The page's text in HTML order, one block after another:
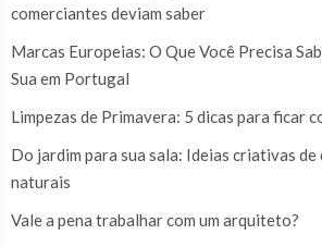
comerciantes deviam saber
Marcas Europeias: O Que Você Precisa
Sua em Portugal
Limpezas de Primavera: 5 dicas para ficar
Do jardim para sua sala: Ideias criativas
naturais
Vale a pena trabalhar com um arquiteto?